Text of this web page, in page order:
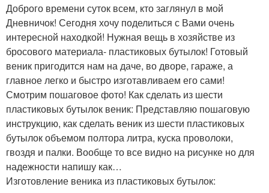
Доброго времени суток всем, кто заглянул в мой
Дневничок! Сегодня хочу поделиться с Вами очень
интересной находкой! Нужная вещь в хозяйстве из
бросового материала- пластиковых бутылок! Готовый
веник пригодится нам на даче, во дворе, гараже, а
главное легко и быстро изготавливаем его сами!
Смотрим пошаговое фото! Как сделать из шести
пластиковых бутылок веник: Представляю пошаговую
инструкцию, как сделать веник из шести пластиковых
бутылок объемом полтора литра, куска проволоки,
гвоздя и палки. Вообще то все видно на рисунке но для
надежности напишу как…
Изготовление веника из пластиковых бутылок: